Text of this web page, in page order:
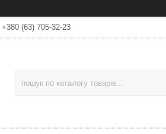
+380 (63) 705-32-23